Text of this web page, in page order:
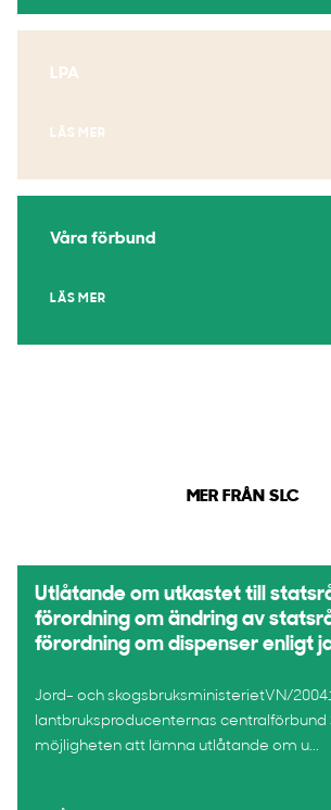
LPA
LÄS MER
Våra förbund
LÄS MER
MER FRÅN SLC
Utlåtande om utkastet till
förordning om ändring av
förordning om dispenser enligt
Jord- och skogsbruksministerietVN/
lantbruksproducenternas centralförbund
möjligheten att lämna utlåtande om u...